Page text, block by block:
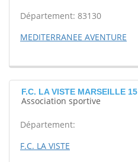
Département: 83130
MEDITERRANEE AVENTURE
F.C. LA VISTE MARSEILLE 15
Association sportive
Département:
F.C. LA VISTE